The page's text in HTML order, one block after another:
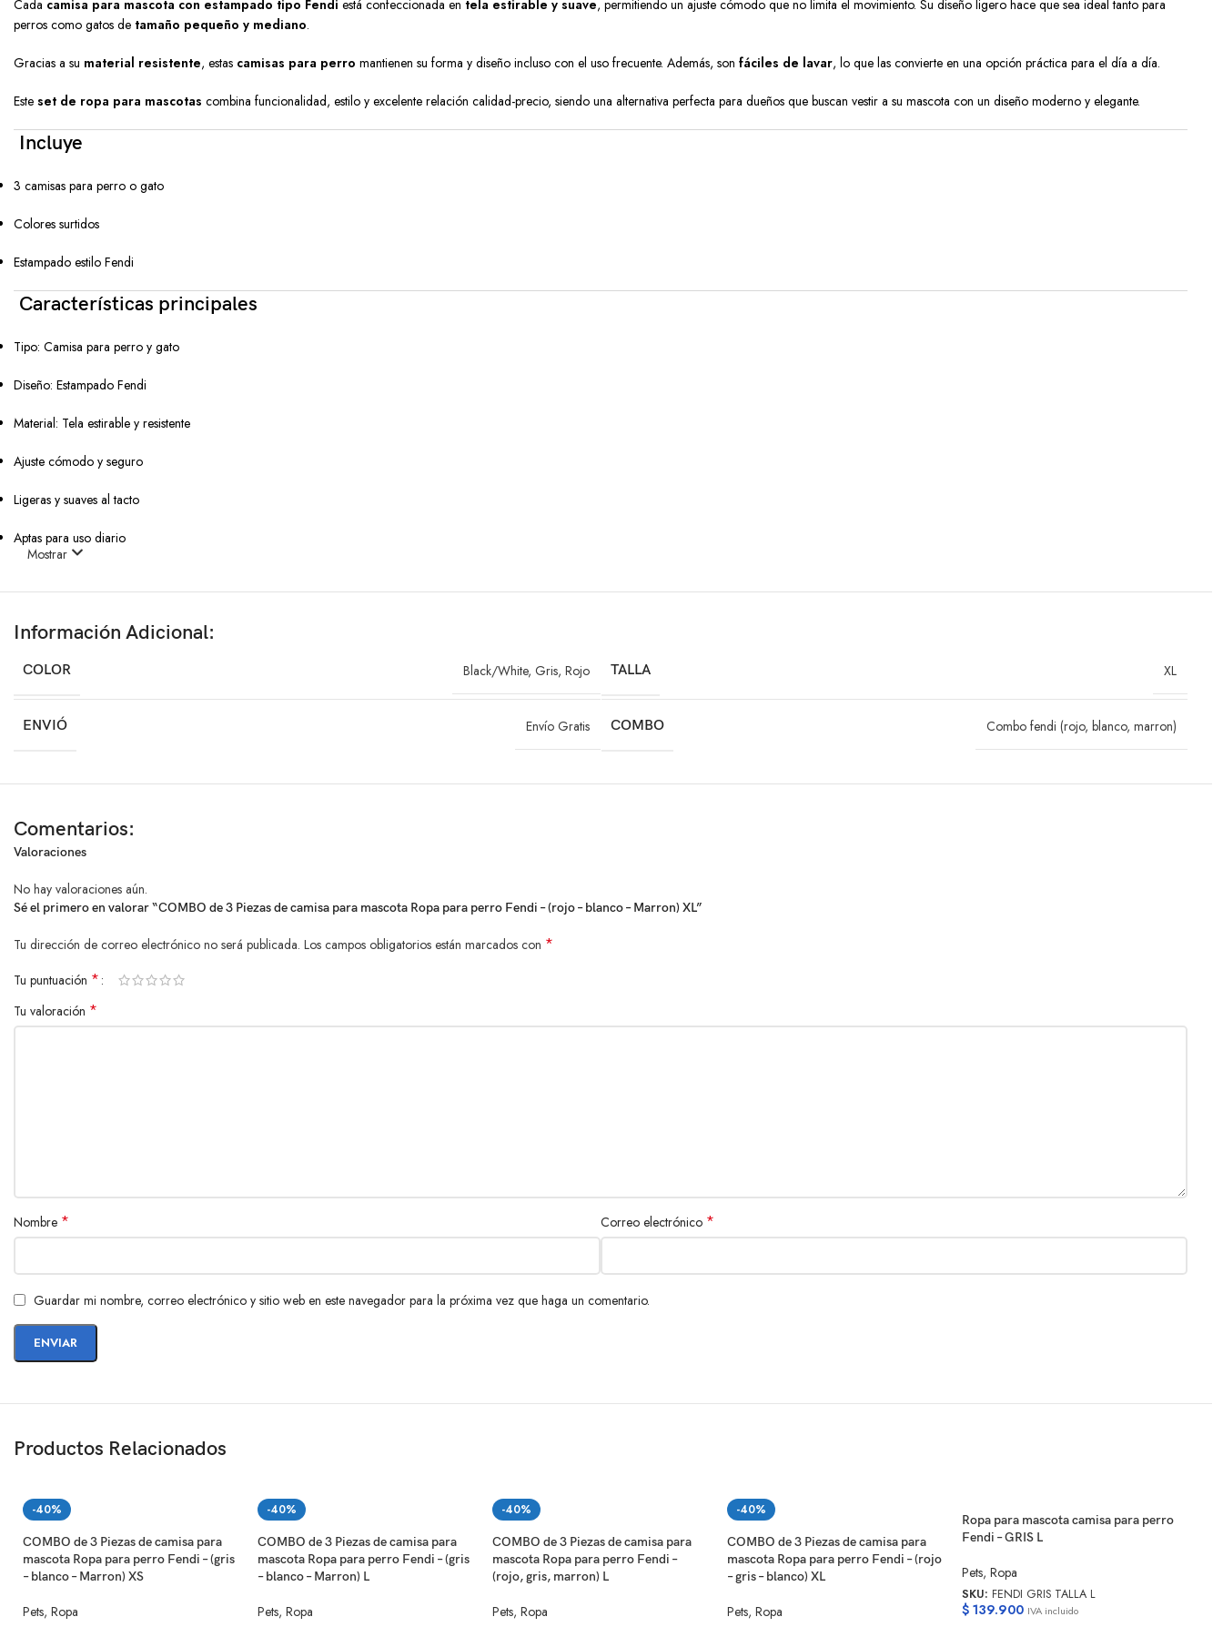
Cada camisa para mascota con estampado tipo Fendi está confeccionada en tela estirable y suave, permitiendo un ajuste cómodo que no limita el movimiento. Su diseño ligero hace que sea ideal tanto para
perros como gatos de tamaño pequeño y mediano.
Gracias a su material resistente, estas camisas para perro mantienen su forma y diseño incluso con el uso frecuente. Además, son fáciles de lavar, lo que las convierte en una opción práctica para el día a día.
Este set de ropa para mascotas combina funcionalidad, estilo y excelente relación calidad-precio, siendo una alternativa perfecta para dueños que buscan vestir a su mascota con un diseño moderno y elegante.
Incluye
3 camisas para perro o gato
Colores surtidos
Estampado estilo Fendi
Características principales
Tipo: Camisa para perro y gato
Diseño: Estampado Fendi
Material: Tela estirable y resistente
Ajuste cómodo y seguro
Ligeras y suaves al tacto
Aptas para uso diario
Lavado a mano o en lavadora suave
No usar secadora
No planchar
Perros y gatos pequeños y medianos
Uso diario y paseos
Mascotas con estilo
Dueños que buscanropa para su mascota en combo
Mostrar
Información Adicional:
COLOR Black/White, Gris, Rojo TALLA XL
ENVIÓ Envío Gratis COMBO Combo fendi (rojo, blanco, marron)
Comentarios:
Valoraciones
No hay valoraciones aún.
Sé el primero en valorar “COMBO de 3 Piezas de camisa para mascota Ropa para perro Fendi – (rojo – blanco – Marron) XL”
Tu dirección de correo electrónico no será publicada. Los campos obligatorios están marcados con *
Tu puntuación *
Tu valoración *
Nombre * Correo electrónico *
Guardar mi nombre, correo electrónico y sitio web en este navegador para la próxima vez que haga un comentario.
Productos Relacionados
-40%
COMBO de 3 Piezas de camisa para
mascota Ropa para perro Fendi – (gris
– blanco – Marron) XS
Pets, Ropa
-40%
COMBO de 3 Piezas de camisa para
mascota Ropa para perro Fendi – (gris
– blanco – Marron) L
Pets, Ropa
-40%
COMBO de 3 Piezas de camisa para
mascota Ropa para perro Fendi –
(rojo, gris, marron) L
Pets, Ropa
-40%
COMBO de 3 Piezas de camisa para
mascota Ropa para perro Fendi – (rojo
– gris – blanco) XL
Pets, Ropa
Ropa para mascota camisa para perro
Fendi – GRIS L
Pets, Ropa
SKU: FENDI GRIS TALLA L
$ 139.900 IVA incluido